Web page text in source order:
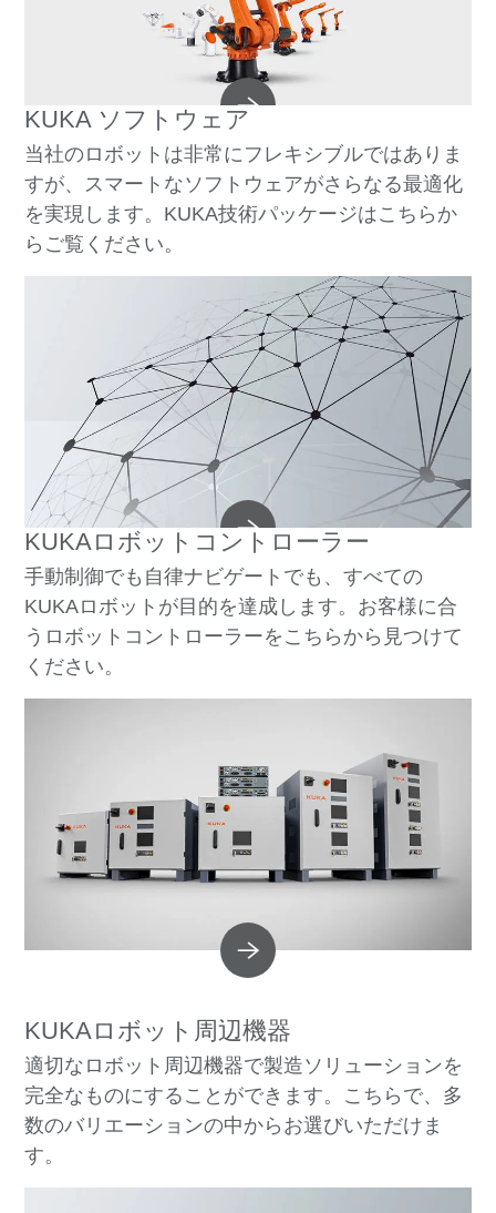
KUKA ソフトウェア
当社のロボットは非常にフレキシブルではありま
すが、スマートなソフトウェアがさらなる最適化
を実現します。KUKA技術パッケージはこちらか
らご覧ください。
KUKAロボットコントローラー
手動制御でも自律ナビゲートでも、すべての
KUKAロボットが目的を達成します。お客様に合
うロボットコントローラーをこちらから見つけて
ください。
KUKAロボット周辺機器
適切なロボット周辺機器で製造ソリューションを
完全なものにすることができます。こちらで、多
数のバリエーションの中からお選びいただけま
す。